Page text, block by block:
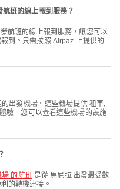
班的線上報到服務？
到。只需按照 Airpaz 上提供的
出發機場。這些機場提供 租車,
驗。您可以查看這些機場的設施
場 的航班 是從 馬尼拉 出發最受歡
的轉機連接。